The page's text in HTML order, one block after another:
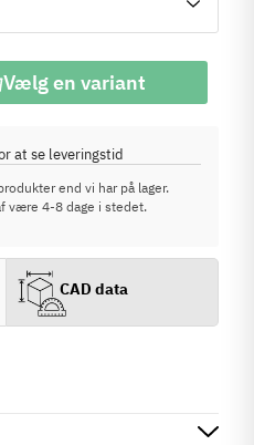
Vælg en variant
at se leveringstid
end vi har på lager.
være 4-8 dage i stedet.
CAD data